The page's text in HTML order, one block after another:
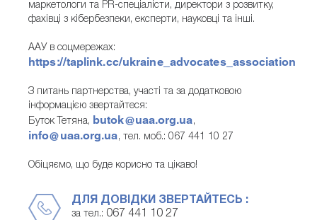
маркетологи та PR-спеціалісти, директори з розвитку,
фахівці з кібербезпеки, експерти, науковці та інші.
ААУ в соцмережах:
https://taplink.cc/ukraine_advocates_association
З питань партнерства, участі та за додатковою
інформацією звертайтеся:
Буток Тетяна, butok@uaa.org.ua,
info@uaa.org.ua, тел. моб.: 067 441 10 27
Обіцяємо, що буде корисно та цікаво!
ДЛЯ ДОВІДКИ ЗВЕРТАЙТЕСЬ :
за тел.: 067 441 10 27